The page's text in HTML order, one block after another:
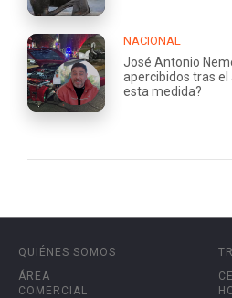
NACIONAL
José Antonio
apercibidos tras el
esta medida?
QUIÉNES SOMOS
ÁREA
COMERCIAL